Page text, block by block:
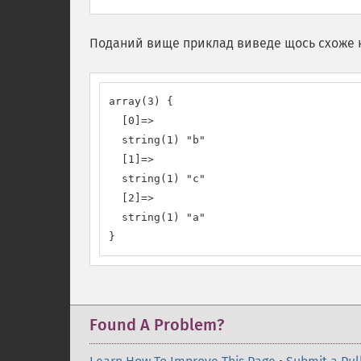
Поданий вище приклад виведе щось схоже
array(3) {
  [0]=>
  string(1) "b"
  [1]=>
  string(1) "c"
  [2]=>
  string(1) "a"
}
Found A Problem?